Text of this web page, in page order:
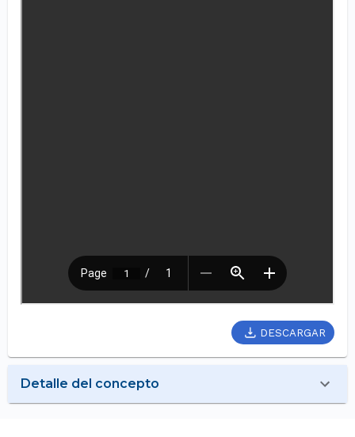
DESCARGAR
Detalle del concepto